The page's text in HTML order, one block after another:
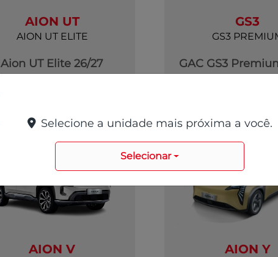
AION UT
AION UT ELITE
Aion UT Elite 26/27
GS3
GS3
GAC GS3
AION V AION Y
Selecione a unidade mais próxima a você.
Selecionar